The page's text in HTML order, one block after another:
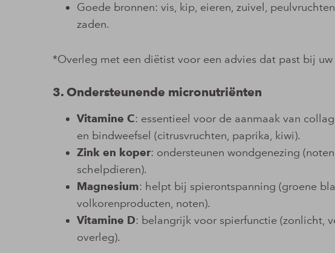
Goede bronnen: vis, kip, eieren, zuivel,
zaden.
*Overleg met een diëtist voor een advies dat past bij uw
3. Ondersteunende micronutriënten
Vitamine C: essentieel voor de aanmaak van
en bindweefsel (citrusvruchten, paprika, kiwi).
Zink en koper: ondersteunen wondgenezing
schelpdieren).
Magnesium: helpt bij spierontspanning (groene
volkorenproducten, noten).
Vitamine D: belangrijk voor spierfunctie (zonlicht,
overleg).